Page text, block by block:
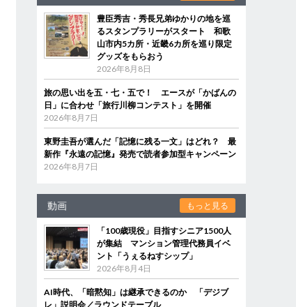
豊臣秀吉・秀長兄弟ゆかりの地を巡
るスタンプラリーがスタート 和歌
山市内5カ所・近畿6カ所を巡り限定
グッズをもらおう
2026年8月8日
旅の思い出を五・七・五で！ エースが「かばんの
日」に合わせ「旅行川柳コンテスト」を開催
2026年8月7日
東野圭吾が選んだ「記憶に残る一文」はどれ？ 最
新作『永遠の記憶』発売で読者参加型キャンペーン
2026年8月7日
動画 もっと見る
「100歳現役」目指すシニア1500人
が集結 マンション管理代務員イベ
ント「うぇるねすシップ」
2026年8月4日
AI時代、「暗黙知」は継承できるのか 「デジブ
レ」説明会／ラウンドテーブル